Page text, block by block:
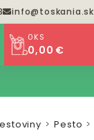
info@toskania.sk
0KS
0,00 €
Pesto